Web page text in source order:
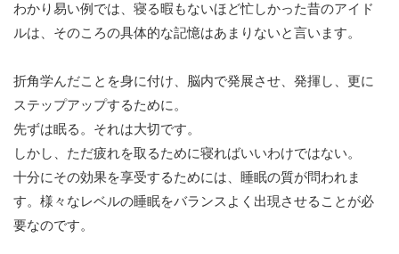
わかり易い例では、寝る暇もないほど忙しかった昔のアイド
ルは、そのころの具体的な記憶はあまりないと言います。
折角学んだことを身に付け、脳内で発展させ、発揮し、更に
ステップアップするために。
先ずは眠る。それは大切です。
しかし、ただ疲れを取るために寝ればいいわけではない。
十分にその効果を享受するためには、睡眠の質が問われま
す。様々なレベルの睡眠をバランスよく出現させることが必
要なのです。